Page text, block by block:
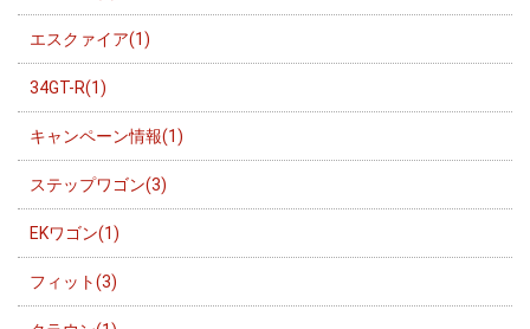
エスクァイア(1)
34GT-R(1)
キャンペーン情報(1)
ステップワゴン(3)
EKワゴン(1)
フィット(3)